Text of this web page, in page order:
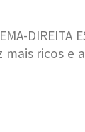
DIREITA
mais ricos